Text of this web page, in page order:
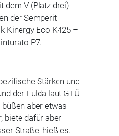
dem V (Platz drei)
der Semperit
Kinergy Eco K425 –
P7.
Stärken und
der Fulda laut GTÜ
aber etwas
biete dafür aber
Straße, hieß es.